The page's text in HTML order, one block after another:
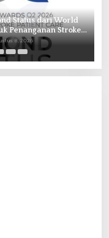
Menyusut, Air
Suplai Antar-
8, 2026